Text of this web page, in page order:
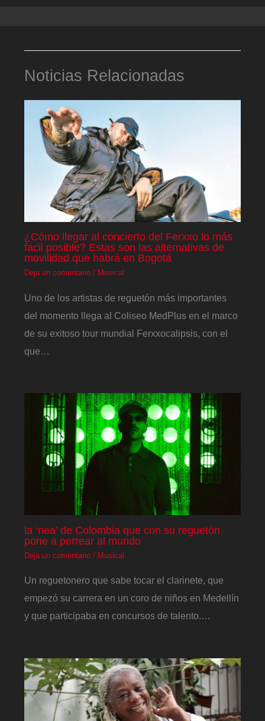
Noticias Relacionadas
¿Cómo llegar al concierto del Ferxxo lo más
fácil posible? Estas son las alternativas de
movilidad que habrá en Bogotá
Deja un comentario / Musical
Uno de los artistas de reguetón más importantes
del momento llega al Coliseo MedPlus en el marco
de su exitoso tour mundial Ferxxocalipsis, con el
que…
la ‘nea’ de Colombia que con su reguetón
pone a perrear al mundo
Deja un comentario / Musical
Un reguetonero que sabe tocar el clarinete, que
empezó su carrera en un coro de niños en Medellín
y que participaba en concursos de talento.…